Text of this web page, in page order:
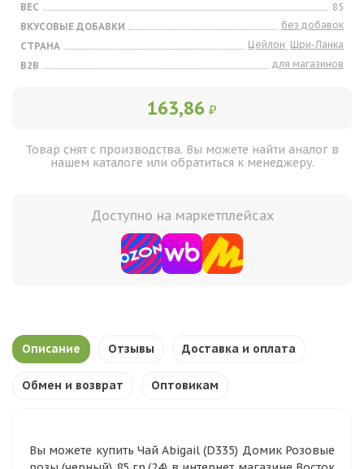
ВЕС
85
ВКУСОВЫЕ ДОБАВКИ
без добавок
СТРАНА
Цейлон, Шри-Ланка
B2B
для магазинов
163,86 ₽
Товар снят с производства. Вы можете найти аналог в
нашем каталоге или обратиться к менеджеру.
Доступно на маркетплейсах
Описание Отзывы Доставка и оплата
Обмен и возврат Оптовикам
Вы можете купить Чай Abigail (D335) Домик Розовые